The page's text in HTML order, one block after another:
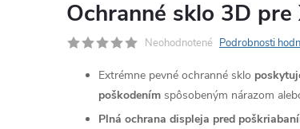
Ochranné sklo 3D
Neohodnotené Podrobnosti
Extrémne pevné ochranné sklo
poškodením spôsobeným nárazom
Plná ochrana displeja pred